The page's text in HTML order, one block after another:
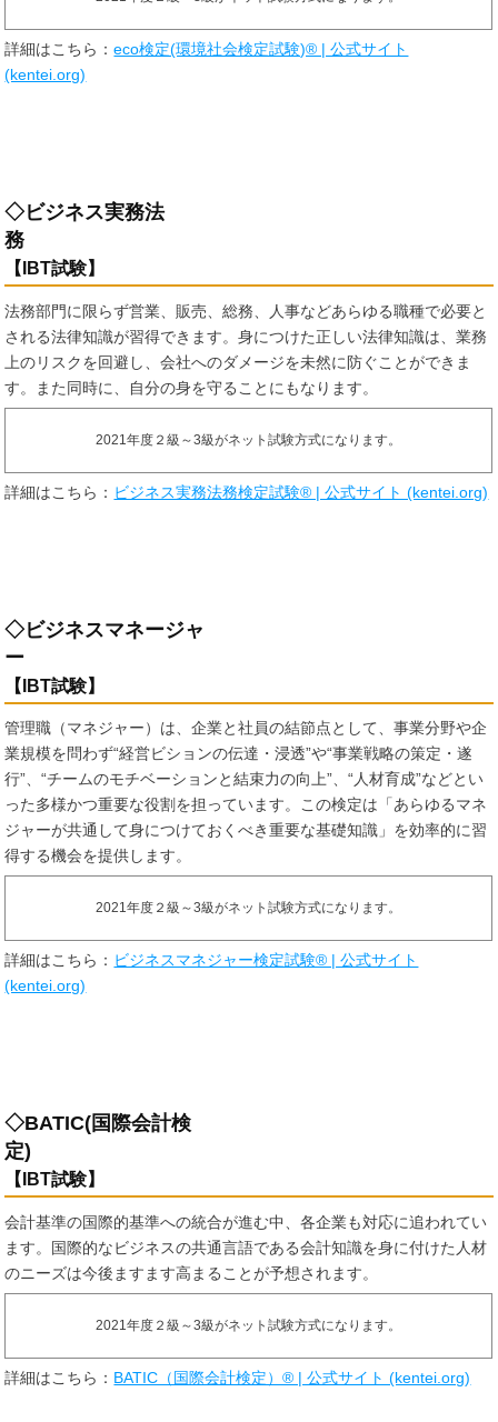
詳細はこちら：eco検定(環境社会検定試験)® | 公式サイト
(kentei.org)
◇ビジネス実務法
務
【IBT試験】
法務部門に限らず営業、販売、総務、人事などあらゆる職種で必要と
される法律知識が習得できます。身につけた正しい法律知識は、業務
上のリスクを回避し、会社へのダメージを未然に防ぐことができま
す。また同時に、自分の身を守ることにもなります。
2021年度２級～3級がネット試験方式になります。
詳細はこちら： ビジネス実務法務検定試験® | 公式サイト (kentei.org)
◇ビジネスマネージャ
ー
【IBT試験】
管理職（マネジャー）は、企業と社員の結節点として、事業分野や企
業規模を問わず“経営ビションの伝達・浸透”や“事業戦略の策定・遂
行”、“チームのモチベーションと結束力の向上”、“人材育成”などとい
った多様かつ重要な役割を担っています。この検定は「あらゆるマネ
ジャーが共通して身につけておくべき重要な基礎知識」を効率的に習
得する機会を提供します。
2021年度２級～3級がネット試験方式になります。
詳細はこちら： ビジネスマネジャー検定試験® | 公式サイト
(kentei.org)
◇BATIC(国際会計検
定)
【IBT試験】
会計基準の国際的基準への統合が進む中、各企業も対応に追われてい
ます。国際的なビジネスの共通言語である会計知識を身に付けた人材
のニーズは今後ますます高まることが予想されます。
2021年度２級～3級がネット試験方式になります。
詳細はこちら： BATIC（国際会計検定）® | 公式サイト (kentei.org)